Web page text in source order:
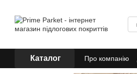
Каталог Про компанію